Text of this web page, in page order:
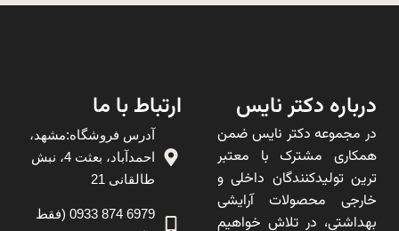
درباره دکتر نایس
در مجموعه دکتر نایس ضمن
همکاری مشترک با معتبر
ترین تولیدکنندگان داخلی و
خارجی محصولات آرایشی
بهداشتی، در تلاش خواهیم
ارتباط با ما
آدرس فروشگاه:مشهد،
احمدآباد، بعثت 4، نبش
طالقانی 21
6979 874 0933 (فقط